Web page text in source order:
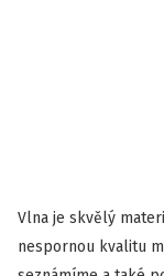
Vlna je skvělý
nespornou kvalitu